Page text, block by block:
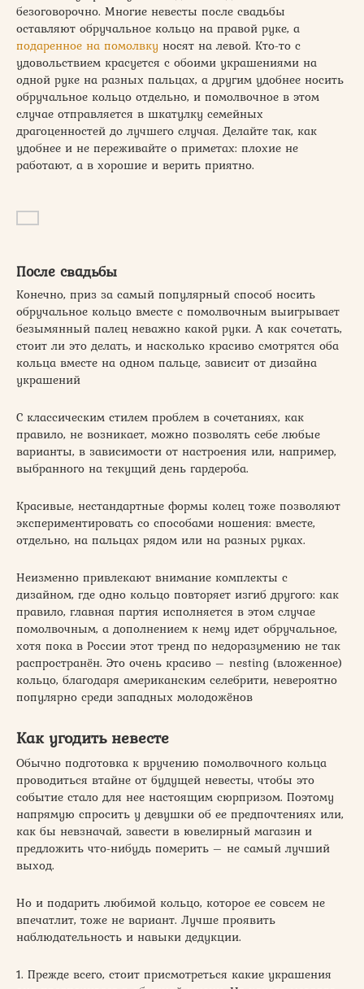
безоговорочно. Многие невесты после свадьбы
оставляют обручальное кольцо на правой руке, а
подаренное на помолвку носят на левой. Кто-то с
удовольствием красуется с обоими украшениями на
одной руке на разных пальцах, а другим удобнее носить
обручальное кольцо отдельно, и помолвочное в этом
случае отправляется в шкатулку семейных
драгоценностей до лучшего случая. Делайте так, как
удобнее и не переживайте о приметах: плохие не
работают, а в хорошие и верить приятно.
После свадьбы
Конечно, приз за самый популярный способ носить
обручальное кольцо вместе с помолвочным выигрывает
безымянный палец неважно какой руки. А как сочетать,
стоит ли это делать, и насколько красиво смотрятся оба
кольца вместе на одном пальце, зависит от дизайна
украшений
С классическим стилем проблем в сочетаниях, как
правило, не возникает, можно позволять себе любые
варианты, в зависимости от настроения или, например,
выбранного на текущий день гардероба.
Красивые, нестандартные формы колец тоже позволяют
экспериментировать со способами ношения: вместе,
отдельно, на пальцах рядом или на разных руках.
Неизменно привлекают внимание комплекты с
дизайном, где одно кольцо повторяет изгиб другого: как
правило, главная партия исполняется в этом случае
помолвочным, а дополнением к нему идет обручальное,
хотя пока в России этот тренд по недоразумению не так
распространён. Это очень красиво – nesting (вложенное)
кольцо, благодаря американским селебрити, невероятно
популярно среди западных молодожёнов
Как угодить невесте
Обычно подготовка к вручению помолвочного кольца
проводиться втайне от будущей невесты, чтобы это
событие стало для нее настоящим сюрпризом. Поэтому
напрямую спросить у девушки об ее предпочтениях или,
как бы невзначай, завести в ювелирный магазин и
предложить что-нибудь померить – не самый лучший
выход.
Но и подарить любимой кольцо, которое ее совсем не
впечатлит, тоже не вариант. Лучше проявить
наблюдательность и навыки дедукции.
1. Прежде всего, стоит присмотреться какие украшения